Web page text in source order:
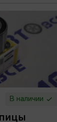
В наличии